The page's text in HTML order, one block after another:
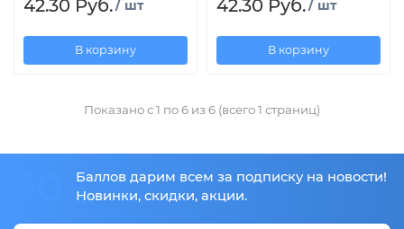
42.30 Руб./ шт
В корзину
42.30 Руб./ шт
В корзину
Показано с 1 по 6 из 6 (всего 1 страниц)
Баллов дарим всем за подписку на новости!
Новинки, скидки, акции.